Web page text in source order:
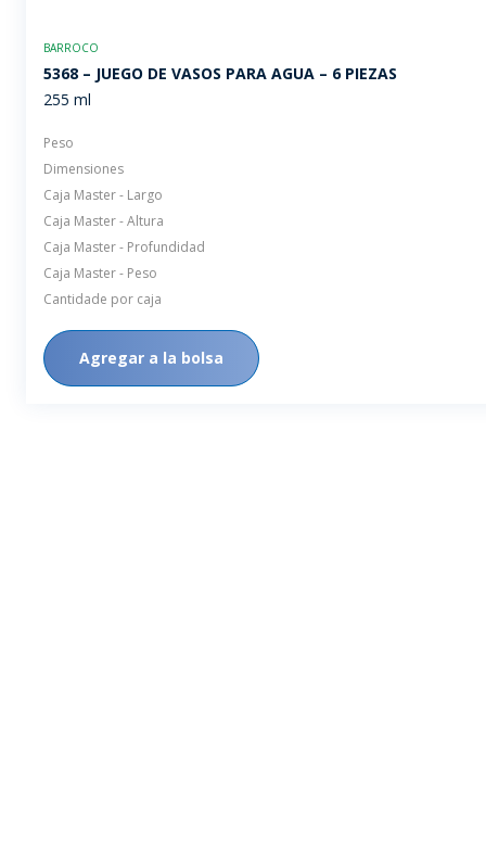
BARROCO
5368 – JUEGO DE VASOS PARA AGUA – 6 PIEZAS
255 ml
Peso
Dimensiones
Caja Master - Largo
Caja Master - Altura
Caja Master - Profundidad
Caja Master - Peso
Cantidade por caja
Agregar a la bolsa